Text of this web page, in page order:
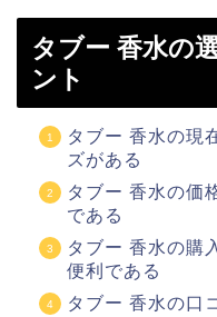
タブー 香水の
ント
タブー 香水の現
ズがある
タブー 香水の価
である
タブー 香水の購
便利である
タブー 香水の口